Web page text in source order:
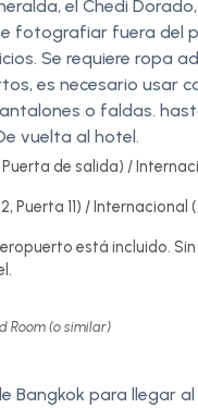
el Chedi
fotografiar fuera del
Se requiere ropa
es necesario usar
o faldas.
vuelta al hotel.
de salida) /
Puerta 11) / Internacional
está incluido.
Room (o similar)
para llegar